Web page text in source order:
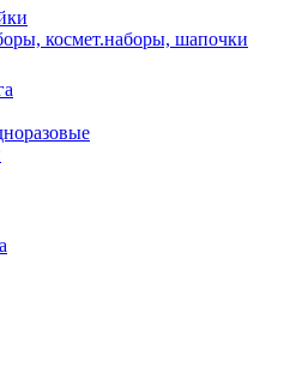
космет.наборы, шапочки